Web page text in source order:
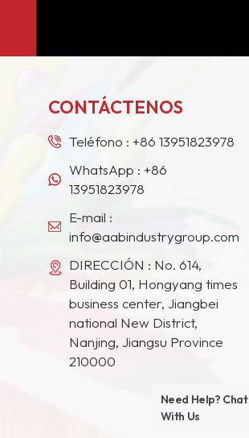
CONTÁCTENOS
Teléfono :+86 13951823978
WhatsApp :+86
13951823978
E-mail :
info@aabindustrygroup.com
DIRECCIÓN : No. 614,
Building 01, Hongyang times
business center, Jiangbei
national New District,
Nanjing, Jiangsu Province
210000
Need Help? Chat
With Us